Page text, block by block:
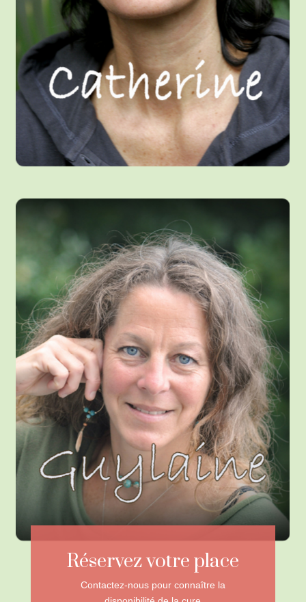
Réservez votre place
Contactez-nous pour connaître la